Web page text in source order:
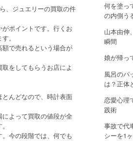
、ジュエリーの買取の件
ポイントです。行くお
。
で売れるという場合が
をしてもらうお店によ
んどなので、時計表面
よって買取の値段が全
今の段階では、何でも
何を塗っ
の内側う
山本由伸
瞬間
娘が帰っ
風呂のパ
は？正体
恋愛心理
践術
事故で代
シーを1